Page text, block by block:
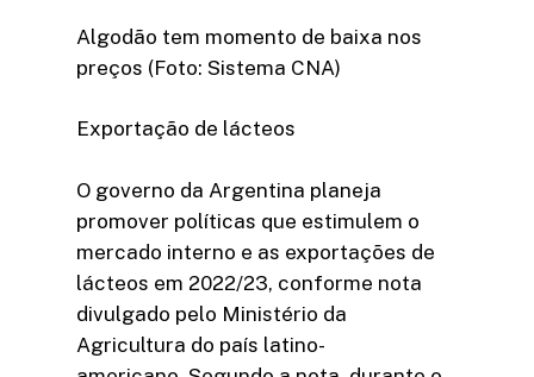
Algodão tem momento de baixa nos
preços (Foto: Sistema CNA)
Exportação de lácteos
O governo da Argentina planeja
promover políticas que estimulem o
mercado interno e as exportações de
lácteos em 2022/23, conforme nota
divulgado pelo Ministério da
Agricultura do país latino-